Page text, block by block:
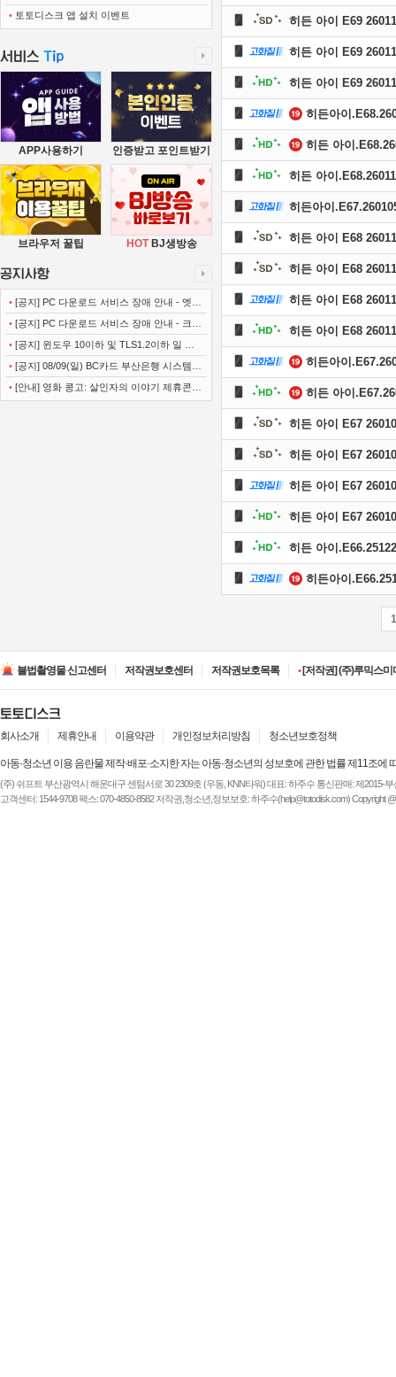
• 토토디스크 앱 설치 이벤트
APP사용하기 인증받고 포인트받기
브라우저 꿀팁 HOTBJ생방송
• [공지] PC 다운로드 서비스 장애 안내 - 엣지
(Microsoft Edge)
• [공지] PC 다운로드 서비스 장애 안내 - 크롬
(Chrome)
• [공지] 윈도우 10이하 및 TLS1.2이하 일 경
우 사이트 이용불가 안내
• [공지] 08/09(일) BC카드 부산은행 시스템
정기점검 안내
• [안내] 영화 콩고: 살인자의 이야기 제휴콘텐
히든 아이 E69
히든 아이 E69
히든 아이 E69
히든아이
히든 아이
히든 아이
히든아이
히든 아이 E68
히든 아이 E68
히든 아이 E68
히든 아이 E68
히든아이
히든 아이
히든 아이 E67
히든 아이 E67
히든 아이 E67
히든 아이 E67
히든 아이
히든아이
1
불법촬영물 신고센터 저작권보호센터 저작권보호목록
•[저작권] (주)루믹스미
•[저작권] (주)JAYE -
회사소개 제휴안내 이용약관 개인정보처리방침 청소년보호정책
아동·청소년 이용 음란물 제작·배포·소지한 자는 아동·청소년의 성보호에 관한 법률 제11조에
(주) 쉬프트 부산광역시 해운대구 센텀서로 30 2309호 (우동, KNN타워) 대표: 하주수 통신판매: 제2015-
고객센터: 1544-9708 팩스: 070-4850-8582 저작권,청소년,정보보호: 하주수(help@totodisk.com) Copyright